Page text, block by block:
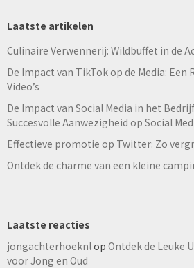
Laatste artikelen
Culinaire Verwennerij: Wildbuffet in de
De Impact van TikTok op de Media: Een
Video’s
De Impact van Social Media in het
Succesvolle Aanwezigheid op Social
Effectieve promotie op Twitter: Zo
Ontdek de charme van een kleine
Laatste reacties
jongachterhoeknlop Ontdek de Leuke
voor Jong en Oud